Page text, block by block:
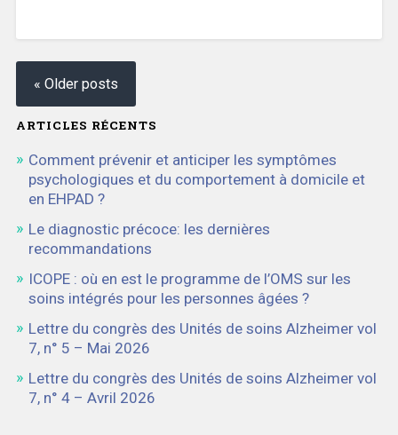
« Older posts
ARTICLES RÉCENTS
Comment prévenir et anticiper les symptômes
psychologiques et du comportement à domicile et
en EHPAD ?
Le diagnostic précoce: les dernières
recommandations
ICOPE : où en est le programme de l’OMS sur les
soins intégrés pour les personnes âgées ?
Lettre du congrès des Unités de soins Alzheimer vol
7, n° 5 – Mai 2026
Lettre du congrès des Unités de soins Alzheimer vol
7, n° 4 – Avril 2026